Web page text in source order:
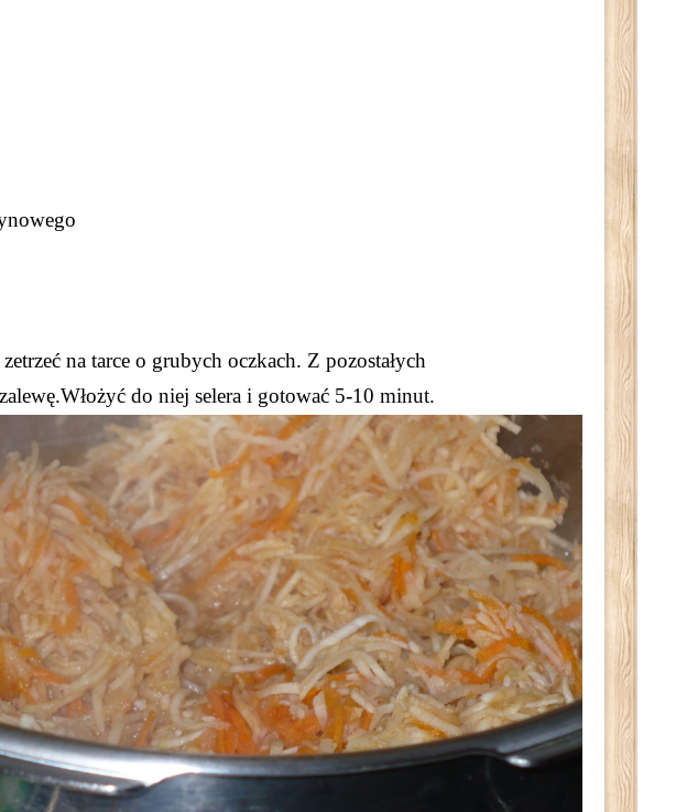
na tarce o grubych oczkach. Z pozostałych
do niej selera i gotować 5-10 minut.